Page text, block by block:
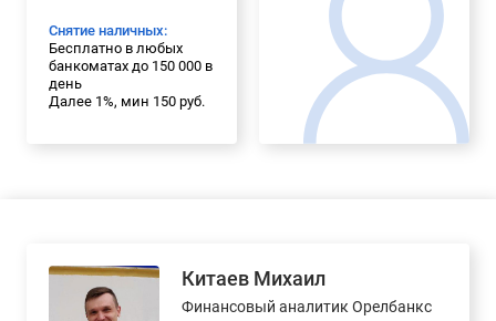
Снятие наличных:
Бесплатно в любых
банкоматах до 150 000 в
день
Далее 1%, мин 150 руб.
Китаев Михаил
Финансовый аналитик Орелбанкс